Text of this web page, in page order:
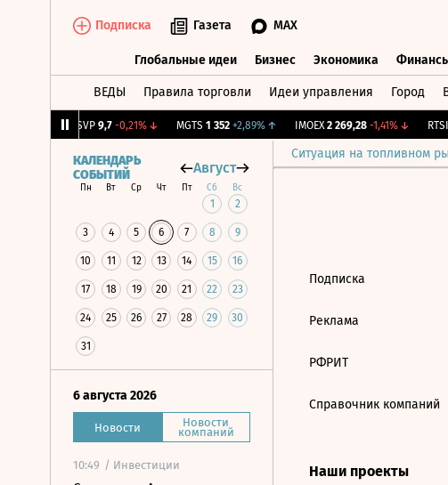
Подписка Газета MAX
Глобальные идеи Бизнес Экономика
ВЕДЫ Правила торговли Идеи управления Город
BISVP 9,7 -0,21%↓ MGTS 1 352 +2,89%↑ IMOEX 2 269,28 -1,41%↓ RTSI
Ситуация на топливном
КАЛЕНДАРЬ
СОБЫТИЙ
Август
Пн Вт Ср Чт Пт Сб Вс
1 2
3 4 5 6 7 8 9
10 11 12 13 14 15 16
17 18 19 20 21 22 23
24 25 26 27 28 29 30
31
6 августа 2026
Новости Новости
компаний
10:49 / Инвестиции
Подписка
Реклама
РФРИТ
Справочник компаний
Наши проекты